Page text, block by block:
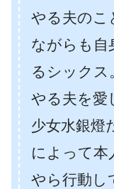
やる夫のこ
ながらも自
るシックス
やる夫を愛
少女水銀燈
によって本
やら行動し